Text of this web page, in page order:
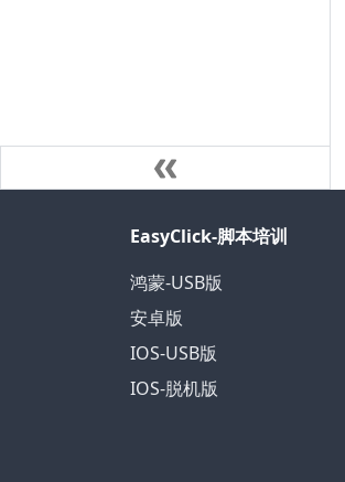
EasyClick-脚本培训
鸿蒙-USB版
安卓版
IOS-USB版
IOS-脱机版